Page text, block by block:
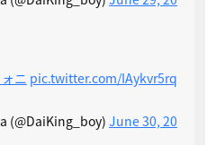
ニ pic.twitter.com/IAykvr5rq
(@DaiKing_boy) June 30, 20